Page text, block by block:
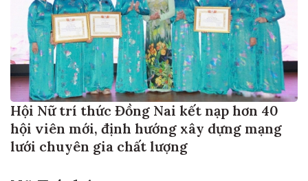
Hội Nữ trí thức Đồng Nai kết nạp hơn 40
hội viên mới, định hướng xây dựng mạng
lưới chuyên gia chất lượng